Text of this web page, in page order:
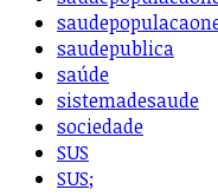
saudepublica
saúde
sistemadesaude
sociedade
SUS
SUS;